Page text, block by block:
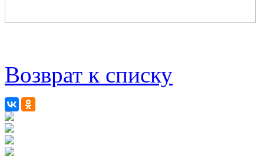
Возврат к списку